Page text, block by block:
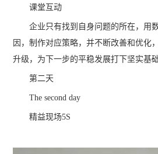
课堂互动
企业只有找到自身问题的所在，用
因，制作对应策略，并不断改善和优化
升级，为下一步的平稳发展打下坚实基础
第二天
The second day
精益现场5S